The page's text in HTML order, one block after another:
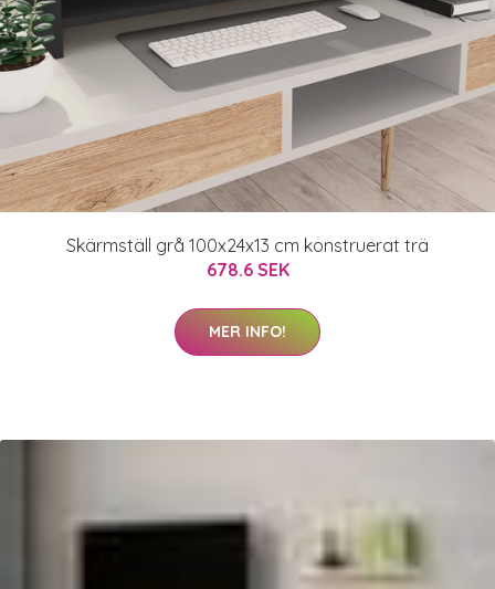
Skärmställ grå 100x24x13 cm konstruerat trä
678.6 SEK
MER INFO!